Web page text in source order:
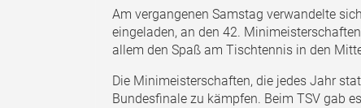
Am vergangenen Samstag verwandelte
eingeladen, an den 42.
allem den Spaß am Tischtennis in den
Die Minimeisterschaften, die jedes Jahr
Bundesfinale zu kämpfen. Beim TSV gab